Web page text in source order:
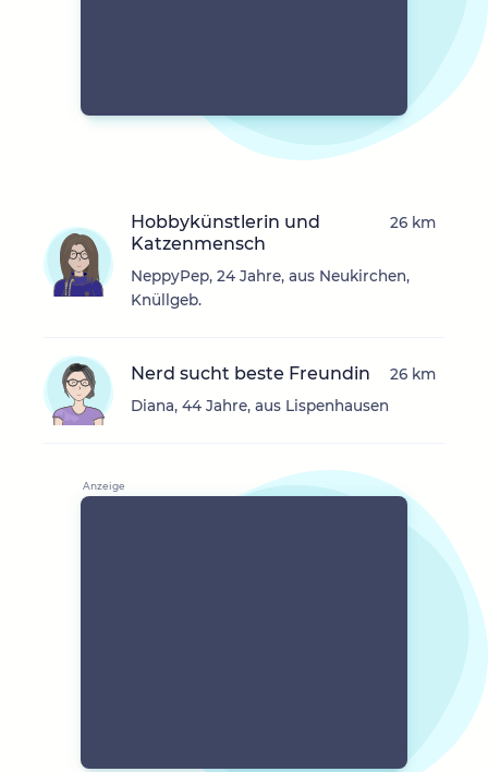
Hobbykünstlerin und
Katzenmensch
NeppyPep, 24 Jahre, aus Neukirchen,
Knüllgeb.
26 km
Nerd sucht beste Freundin
Diana, 44 Jahre, aus Lispenhausen
26 km